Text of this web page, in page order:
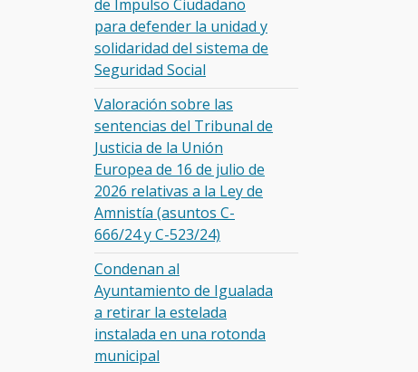
de Impulso Ciudadano
para defender la unidad y
solidaridad del sistema de
Seguridad Social
Valoración sobre las
sentencias del Tribunal de
Justicia de la Unión
Europea de 16 de julio de
2026 relativas a la Ley de
Amnistía (asuntos C-
666/24 y C-523/24)
Condenan al
Ayuntamiento de Igualada
a retirar la estelada
instalada en una rotonda
municipal